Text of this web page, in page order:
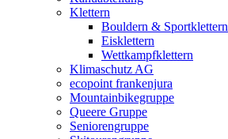
Klettern
Bouldern & Sportklettern
Eisklettern
Wettkampfklettern
Klimaschutz AG
ecopoint frankenjura
Mountainbikegruppe
Queere Gruppe
Seniorengruppe